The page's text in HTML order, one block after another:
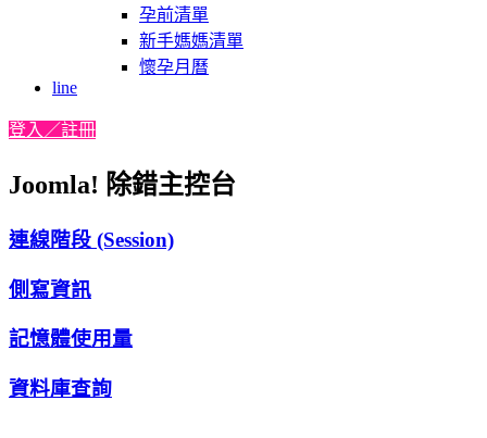
孕前清單
新手媽媽清單
懷孕月曆
line
登入／註冊
Joomla! 除錯主控台
連線階段 (Session)
側寫資訊
記憶體使用量
資料庫查詢